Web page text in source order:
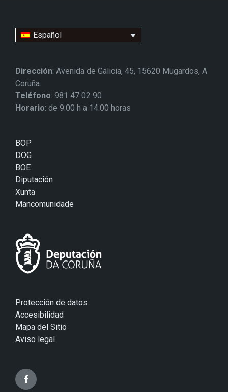
Español
Dirección: Avenida de Galicia, 45, 15620 Mugardos, A
Coruña.
Teléfono: 981 47 02 90
Horario: de 9.00 h a 14.00 horas
BOP
DOG
BOE
Diputación
Xunta
Mancomunidade
Protección de datos
Accesibilidad
Mapa del Sitio
Aviso legal